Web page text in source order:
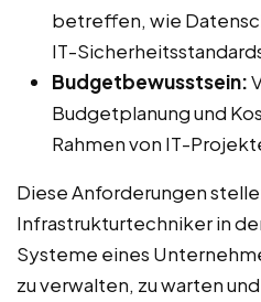
betreffen, wie
IT-
Budgetbewusstsein:
Budgetplanung und
Rahmen von IT-
Diese Anforderungen
Infrastrukturtechniker in
Systeme eines
zu verwalten, zu warten